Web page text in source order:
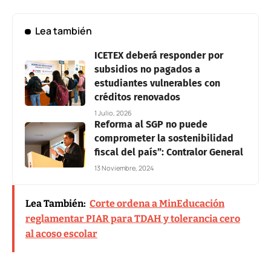
Lea también
ICETEX deberá responder por
subsidios no pagados a
estudiantes vulnerables con
créditos renovados
1 Julio, 2026
Reforma al SGP no puede
comprometer la sostenibilidad
fiscal del país”: Contralor General
13 Noviembre, 2024
Lea También: Corte ordena a MinEducación
reglamentar PIAR para TDAH y tolerancia cero
al acoso escolar